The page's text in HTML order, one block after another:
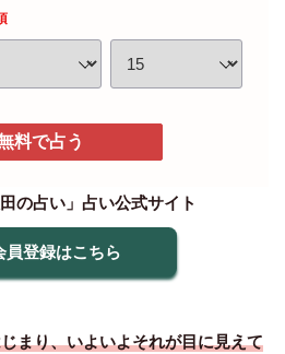
料で占う
の占い」占い公式サイト
登録はこちら
まり、いよいよそれが目に見えて